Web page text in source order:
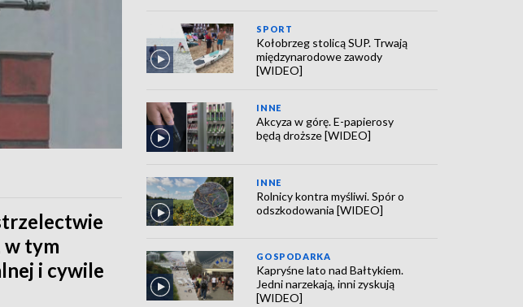
w tym
i cywile
SPORT
Kołobrzeg stolicą SUP. Trwają
międzynarodowe zawody
[WIDEO]
INNE
Akcyza w górę. E-papierosy
będą droższe [WIDEO]
INNE
Rolnicy kontra myśliwi. Spór o
odszkodowania [WIDEO]
GOSPODARKA
Kapryśne lato nad Bałtykiem.
Jedni narzekają, inni zyskują
[WIDEO]